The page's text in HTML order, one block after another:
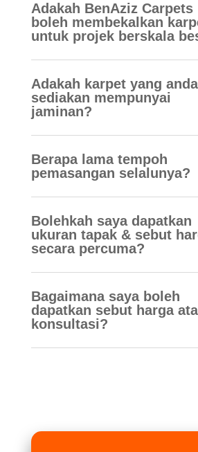
Adakah BenAziz Carpets
boleh membekalkan
untuk projek berskala
Adakah karpet yang anda
sediakan mempunyai
jaminan?
Berapa lama tempoh
pemasangan selalunya?
Bolehkah saya dapatkan
ukuran tapak & sebut
secara percuma?
Bagaimana saya boleh
dapatkan sebut harga
konsultasi?